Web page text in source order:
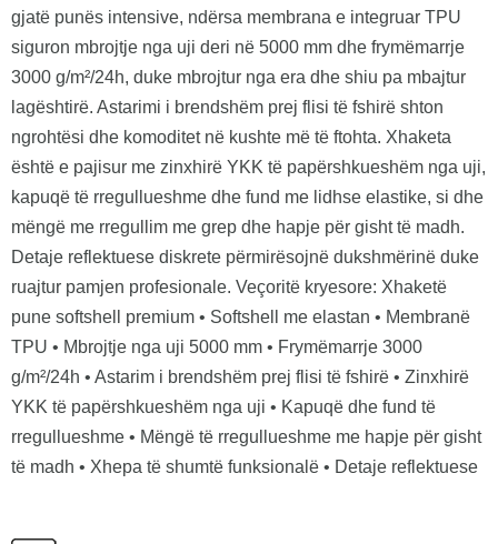
gjatë punës intensive, ndërsa membrana e integruar TPU
siguron mbrojtje nga uji deri në 5000 mm dhe frymëmarrje
3000 g/m²/24h, duke mbrojtur nga era dhe shiu pa mbajtur
lagështirë. Astarimi i brendshëm prej flisi të fshirë shton
ngrohtësi dhe komoditet në kushte më të ftohta. Xhaketa
është e pajisur me zinxhirë YKK të papërshkueshëm nga uji,
kapuqë të rregullueshme dhe fund me lidhse elastike, si dhe
mëngë me rregullim me grep dhe hapje për gisht të madh.
Detaje reflektuese diskrete përmirësojnë dukshmërinë duke
ruajtur pamjen profesionale. Veçoritë kryesore: Xhaketë
pune softshell premium • Softshell me elastan • Membranë
TPU • Mbrojtje nga uji 5000 mm • Frymëmarrje 3000
g/m²/24h • Astarim i brendshëm prej flisi të fshirë • Zinxhirë
YKK të papërshkueshëm nga uji • Kapuqë dhe fund të
rregullueshme • Mëngë të rregullueshme me hapje për gisht
të madh • Xhepa të shumtë funksionalë • Detaje reflektuese